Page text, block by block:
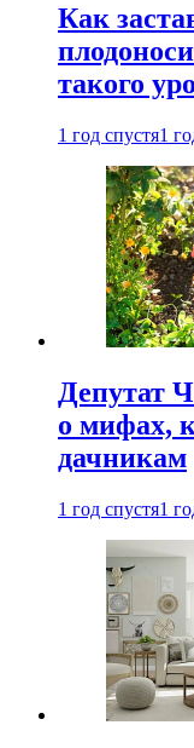
Как
такого
1 год спустя1
Депутат
о мифах,
дачникам
1 год спустя1